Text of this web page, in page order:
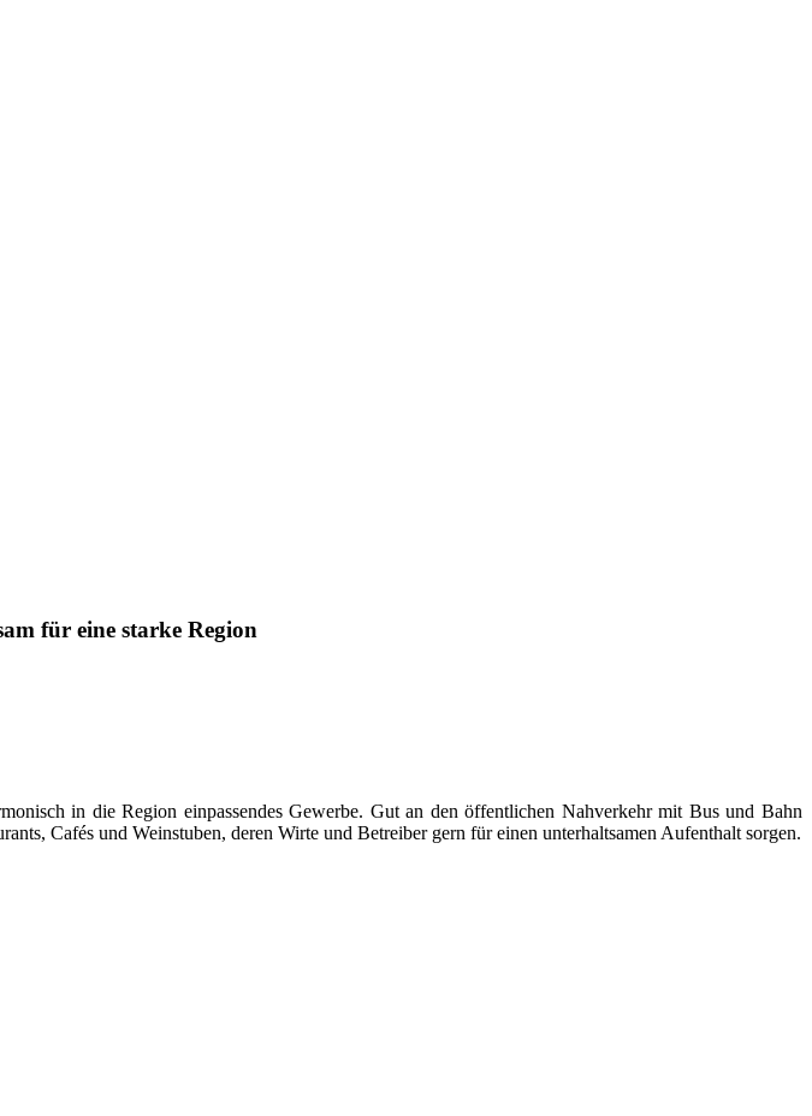
für eine starke Region
in die Region einpassendes Gewerbe. Gut an den öffentlichen Nahverkehr mit Bus und Bahn
Cafés und Weinstuben, deren Wirte und Betreiber gern für einen unterhaltsamen Aufenthalt sorgen.